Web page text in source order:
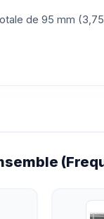
de 95 mm